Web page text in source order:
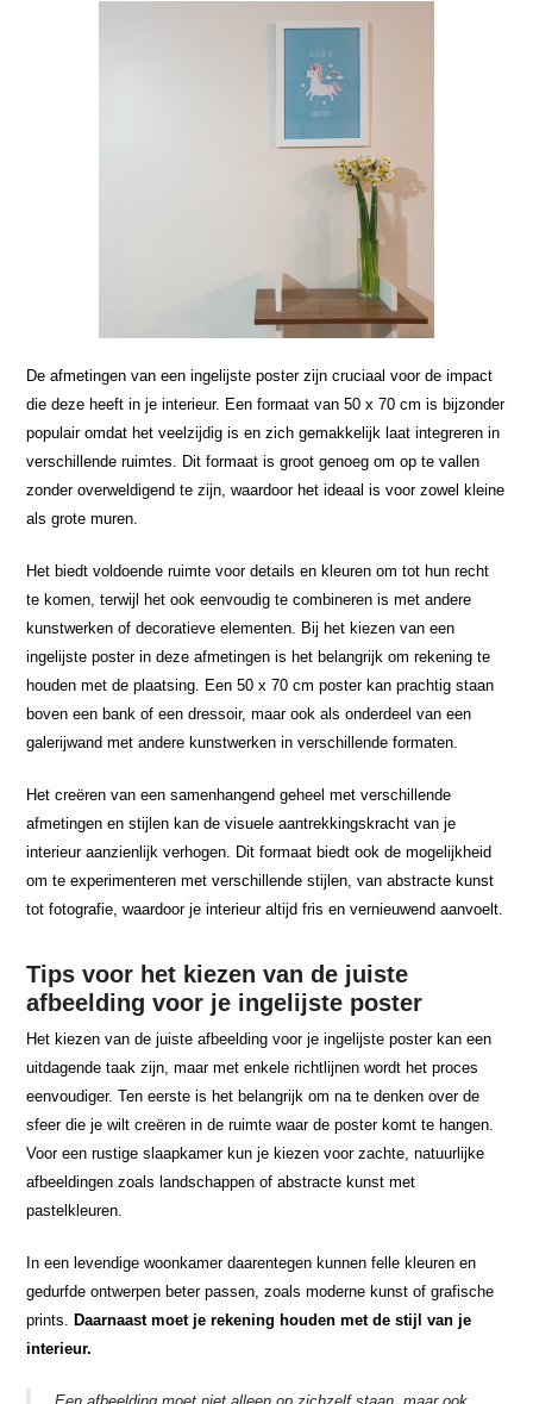
De afmetingen van een ingelijste poster zijn cruciaal voor de impact
die deze heeft in je interieur. Een formaat van 50 x 70 cm is bijzonder
populair omdat het veelzijdig is en zich gemakkelijk laat integreren in
verschillende ruimtes. Dit formaat is groot genoeg om op te vallen
zonder overweldigend te zijn, waardoor het ideaal is voor zowel kleine
als grote muren.
Het biedt voldoende ruimte voor details en kleuren om tot hun recht
te komen, terwijl het ook eenvoudig te combineren is met andere
kunstwerken of decoratieve elementen. Bij het kiezen van een
ingelijste poster in deze afmetingen is het belangrijk om rekening te
houden met de plaatsing. Een 50 x 70 cm poster kan prachtig staan
boven een bank of een dressoir, maar ook als onderdeel van een
galerijwand met andere kunstwerken in verschillende formaten.
Het creëren van een samenhangend geheel met verschillende
afmetingen en stijlen kan de visuele aantrekkingskracht van je
interieur aanzienlijk verhogen. Dit formaat biedt ook de mogelijkheid
om te experimenteren met verschillende stijlen, van abstracte kunst
tot fotografie, waardoor je interieur altijd fris en vernieuwend aanvoelt.
Tips voor het kiezen van de juiste
afbeelding voor je ingelijste poster
Het kiezen van de juiste afbeelding voor je ingelijste poster kan een
uitdagende taak zijn, maar met enkele richtlijnen wordt het proces
eenvoudiger. Ten eerste is het belangrijk om na te denken over de
sfeer die je wilt creëren in de ruimte waar de poster komt te hangen.
Voor een rustige slaapkamer kun je kiezen voor zachte, natuurlijke
afbeeldingen zoals landschappen of abstracte kunst met
pastelkleuren.
In een levendige woonkamer daarentegen kunnen felle kleuren en
gedurfde ontwerpen beter passen, zoals moderne kunst of grafische
prints. Daarnaast moet je rekening houden met de stijl van je
interieur.